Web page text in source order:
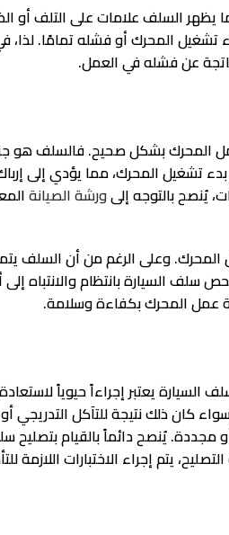
يظهر السلف علامات على التلف أو
تشغيل المحرك أو فشله تمامًا.
عن فشله في العمل.
المحرك بشكل صحيح. فالسلف هو
المحرك، مما يؤدي إلى
يُنصح بالتوجه إلىورشة الصيانة
وعلى الرغم من أن السلف
سلف السيارة بانتظام والانتباه
عمل المحرك بكفاءة وسلامة.
يعتبر إجراءاً حيوياً
كان ذلك نتيجة للتآكل التدريجي
مجددة. يُنصح دائماً بالقيام
يتم إجراء الاختبارات